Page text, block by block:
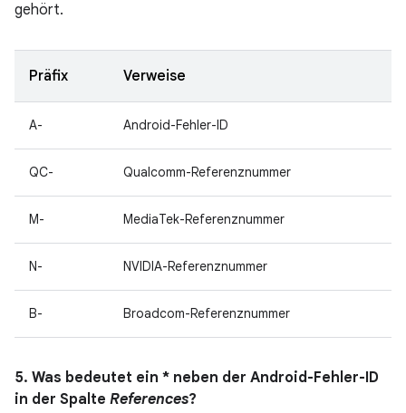
gehört.
Präfix Verweise
A- Android-Fehler-ID
QC- Qualcomm-Referenznummer
M- MediaTek-Referenznummer
N- NVIDIA-Referenznummer
B- Broadcom-Referenznummer
5. Was bedeutet ein * neben der Android-Fehler-ID
in der Spalte References?